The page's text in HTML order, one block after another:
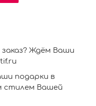
Ждём Ваши
подарки в
стилем Вашей